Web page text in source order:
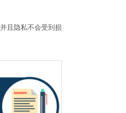
且隐私不会受到损